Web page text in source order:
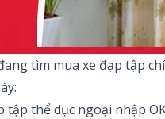
tìm mua xe đạp tập
tập thể dục ngoại nhập